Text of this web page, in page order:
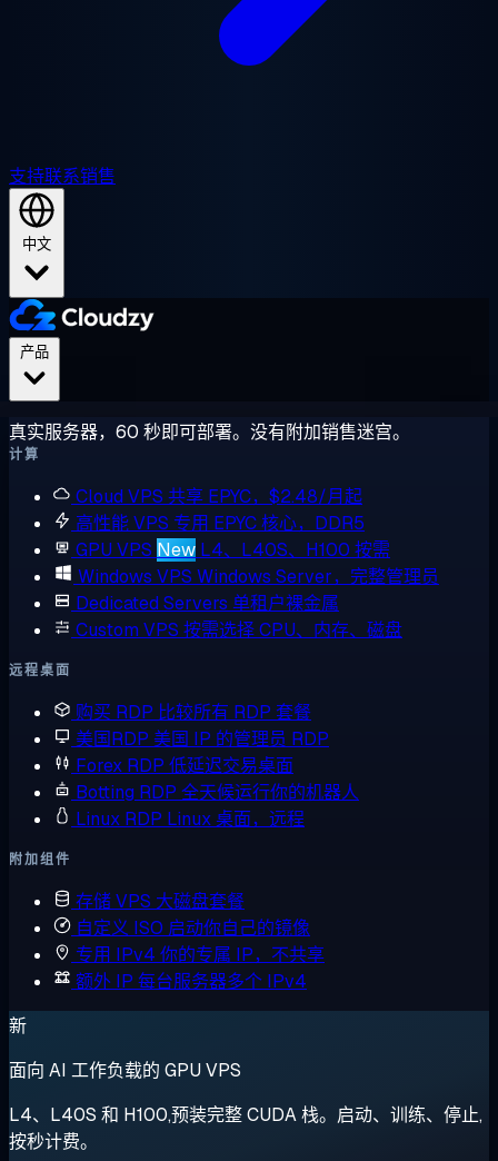
支持联系销售
中文
真实服务器，60 秒即可部署。没有附加销售迷宫。
计算
Cloud VPS 共享 EPYC，$2.48/月起
高性能 VPS 专用 EPYC 核心，DDR5
GPU VPS New L4、L40S、H100 按需
Windows VPS Windows Server，完整管理员
Dedicated Servers 单租户裸金属
Custom VPS 按需选择 CPU、内存、磁盘
远程桌面
购买 RDP 比较所有 RDP 套餐
美国RDP 美国 IP 的管理员 RDP
Forex RDP 低延迟交易桌面
Botting RDP 全天候运行你的机器人
Linux RDP Linux 桌面，远程
附加组件
存储 VPS 大磁盘套餐
自定义 ISO 启动你自己的镜像
专用 IPv4 你的专属 IP，不共享
额外 IP 每台服务器多个 IPv4
新
面向 AI 工作负载的 GPU VPS
L4、L40S 和 H100,预装完整 CUDA 栈。启动、训练、停止,
按秒计费。